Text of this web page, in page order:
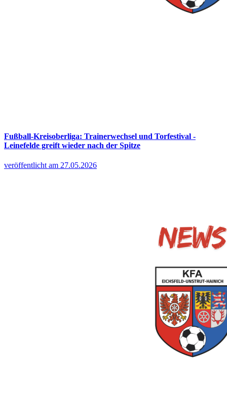
Fußball-Kreisoberliga: Trainerwechsel und Torfestival -
Leinefelde greift wieder nach der Spitze
veröffentlicht am 27.05.2026